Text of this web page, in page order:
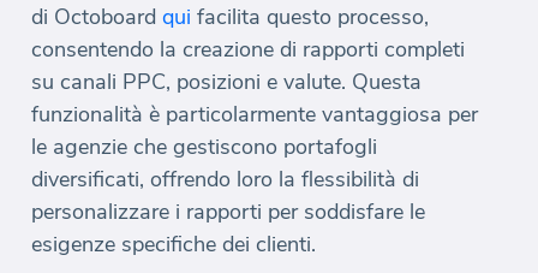
di Octoboard qui facilita questo processo,
consentendo la creazione di rapporti completi
su canali PPC, posizioni e valute. Questa
funzionalità è particolarmente vantaggiosa per
le agenzie che gestiscono portafogli
diversificati, offrendo loro la flessibilità di
personalizzare i rapporti per soddisfare le
esigenze specifiche dei clienti.